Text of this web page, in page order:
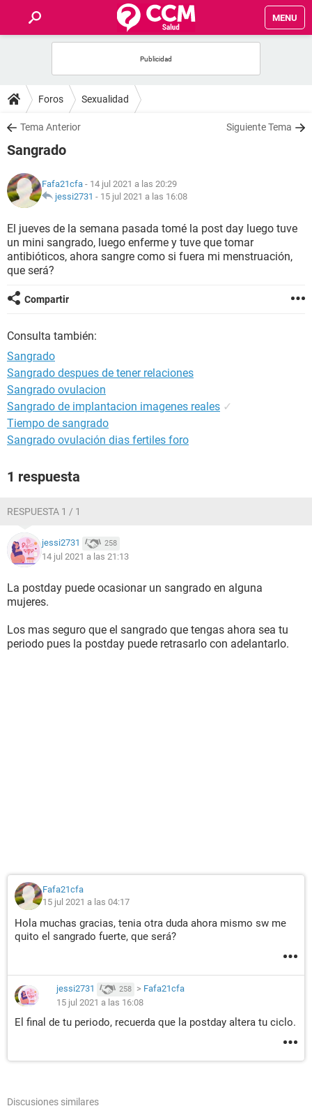
MENU
FOROS
SALUD
FAMILIA
NUTRICIÓN
BIENESTAR
SEXUALIDAD
GLOSARIO
Foros Sexualidad
Tema Anterior Siguiente Tema
Sangrado
Fafa21cfa - 14 jul 2021 a las 20:29
jessi2731 - 15 jul 2021 a las 16:08
El jueves de la semana pasada tomé la post day luego tuve
un mini sangrado, luego enferme y tuve que tomar
antibióticos, ahora sangre como si fuera mi menstruación,
que será?
Compartir
Consulta también:
Sangrado
Sangrado despues de tener relaciones
Sangrado ovulacion
Sangrado de implantacion imagenes reales ✓
Tiempo de sangrado
Sangrado ovulación dias fertiles foro
1 respuesta
RESPUESTA 1 / 1
jessi2731 258
14 jul 2021 a las 21:13
La postday puede ocasionar un sangrado en alguna
mujeres.
Los mas seguro que el sangrado que tengas ahora sea tu
periodo pues la postday puede retrasarlo con adelantarlo.
Fafa21cfa
15 jul 2021 a las 04:17
Hola muchas gracias, tenia otra duda ahora mismo sw me
quito el sangrado fuerte, que será?
jessi2731 258 > Fafa21cfa
15 jul 2021 a las 16:08
El final de tu periodo, recuerda que la postday altera tu ciclo.
Discusiones similares